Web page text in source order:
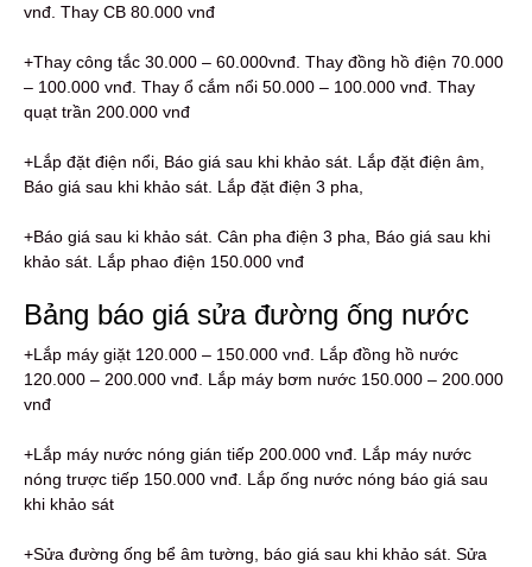
vnđ. Thay CB 80.000 vnđ
+Thay công tắc 30.000 – 60.000vnđ. Thay đồng hồ điện 70.000
– 100.000 vnđ. Thay ổ cắm nổi 50.000 – 100.000 vnđ. Thay
quạt trần 200.000 vnđ
+Lắp đặt điện nổi, Báo giá sau khi khảo sát. Lắp đặt điện âm,
Báo giá sau khi khảo sát. Lắp đặt điện 3 pha,
+Báo giá sau ki khảo sát. Cân pha điện 3 pha, Báo giá sau khi
khảo sát. Lắp phao điện 150.000 vnđ
Bảng báo giá sửa đường ống nước
+Lắp máy giặt 120.000 – 150.000 vnđ. Lắp đồng hồ nước
120.000 – 200.000 vnđ. Lắp máy bơm nước 150.000 – 200.000
vnđ
+Lắp máy nước nóng gián tiếp 200.000 vnđ. Lắp máy nước
nóng trược tiếp 150.000 vnđ. Lắp ống nước nóng báo giá sau
khi khảo sát
+Sửa đường ống bể âm tường, báo giá sau khi khảo sát. Sửa